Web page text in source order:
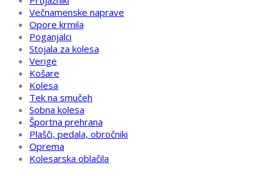
Večnamenske naprave
Opore krmila
Poganjalci
Stojala za kolesa
Verige
Košare
Kolesa
Tek na smučeh
Sobna kolesa
Športna prehrana
Plašči, pedala, obročniki
Oprema
Kolesarska oblačila